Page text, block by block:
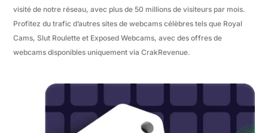
visité de notre réseau, avec plus de 50 millions de visiteurs par mois.
Profitez du trafic d’autres sites de webcams célèbres tels que Royal
Cams, Slut Roulette et Exposed Webcams, avec des offres de
webcams disponibles uniquement via CrakRevenue.